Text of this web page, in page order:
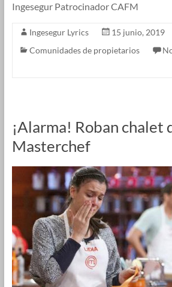
Ingesegur Patrocinador CAFM
Ingesegur Lyrics
15 junio, 2019
Comunidades de propietarios
¡Alarma! Roban chalet
Masterchef